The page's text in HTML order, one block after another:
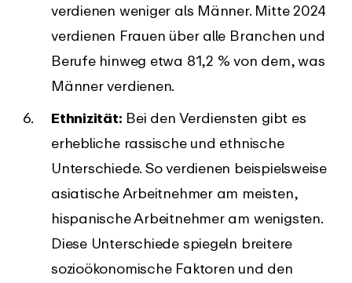
verdienen weniger als Männer. Mitte 2024
verdienen Frauen über alle Branchen und
Berufe hinweg etwa 81,2 % von dem, was
Männer verdienen.
Ethnizität: Bei den Verdiensten gibt es
erhebliche rassische und ethnische
Unterschiede. So verdienen beispielsweise
asiatische Arbeitnehmer am meisten,
hispanische Arbeitnehmer am wenigsten.
Diese Unterschiede spiegeln breitere
sozioökonomische Faktoren und den